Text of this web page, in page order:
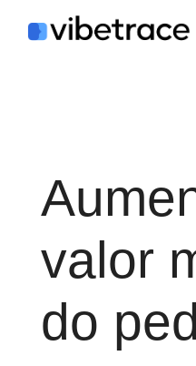
para
valor
do